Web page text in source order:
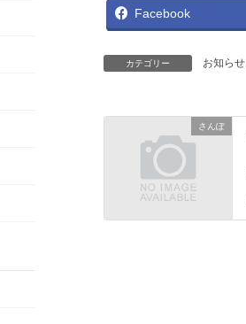
Facebook
カテゴリー お知らせ
さんぽ